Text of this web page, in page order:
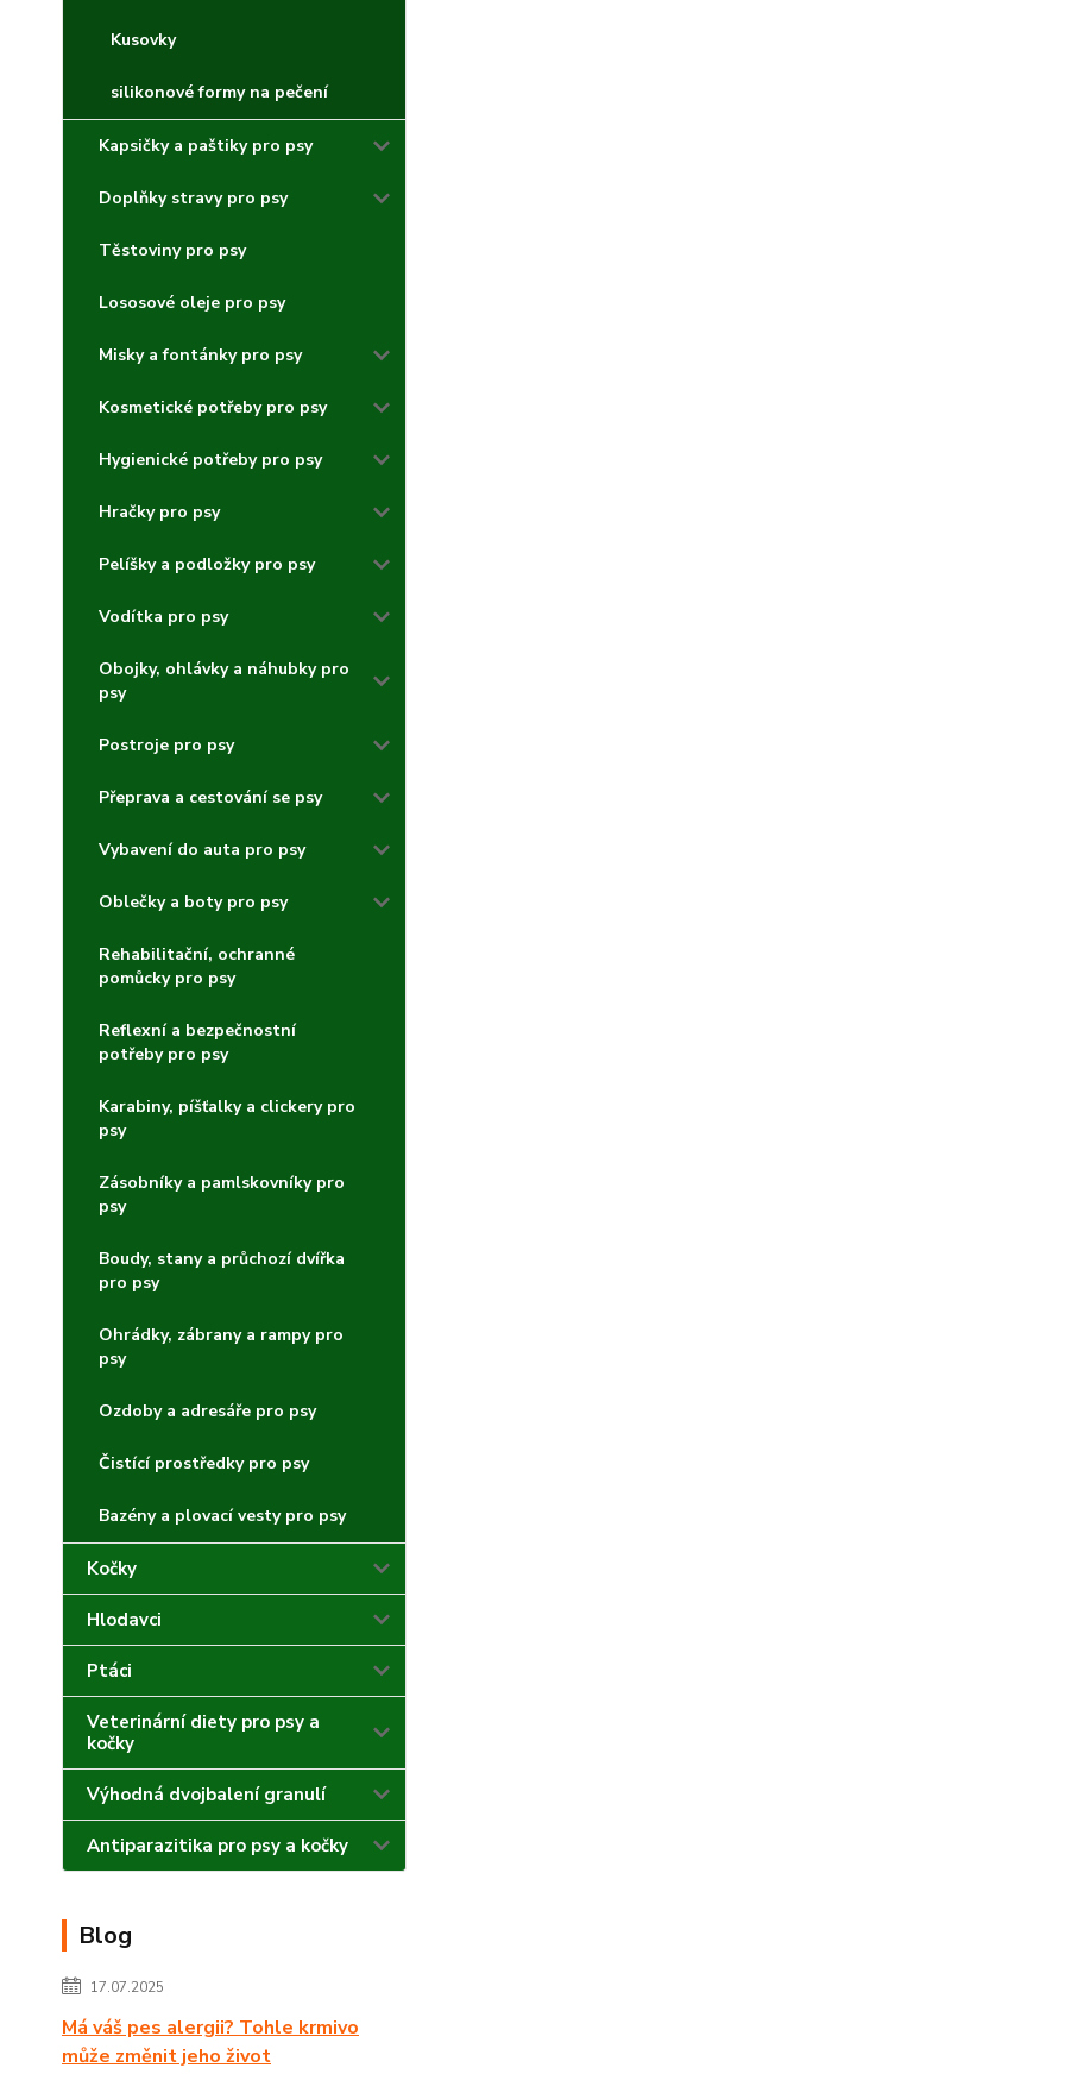
Kusovky
silikonové formy na pečení
Kapsičky a paštiky pro psy
Doplňky stravy pro psy
Těstoviny pro psy
Lososové oleje pro psy
Misky a fontánky pro psy
Kosmetické potřeby pro psy
Hygienické potřeby pro psy
Hračky pro psy
Pelíšky a podložky pro psy
Vodítka pro psy
Obojky, ohlávky a náhubky pro
psy
Postroje pro psy
Přeprava a cestování se psy
Vybavení do auta pro psy
Oblečky a boty pro psy
Rehabilitační, ochranné
pomůcky pro psy
Reflexní a bezpečnostní
potřeby pro psy
Karabiny, píšťalky a clickery pro
psy
Zásobníky a pamlskovníky pro
psy
Boudy, stany a průchozí dvířka
pro psy
Ohrádky, zábrany a rampy pro
psy
Ozdoby a adresáře pro psy
Čistící prostředky pro psy
Bazény a plovací vesty pro psy
Kočky
Hlodavci
Ptáci
Veterinární diety pro psy a
kočky
Výhodná dvojbalení granulí
Antiparazitika pro psy a kočky
Blog
17.07.2025
Má váš pes alergii? Tohle krmivo
může změnit jeho život